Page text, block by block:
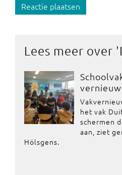
Reactie plaatsen
Lees meer over '
het vak
schermen
aan, ziet
Hölsgens.